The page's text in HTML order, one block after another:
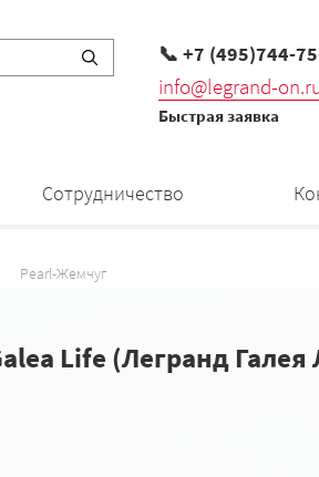
📞 +7 (495)744-
info@legrand-
Быстрая заявка
Сотрудничество
Pearl-Жемчуг
Life (Легранд